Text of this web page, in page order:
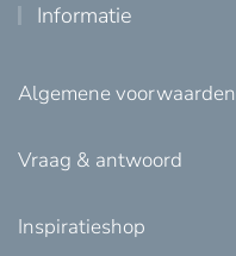
Informatie
Algemene voorwaarden
Vraag & antwoord
Inspiratieshop